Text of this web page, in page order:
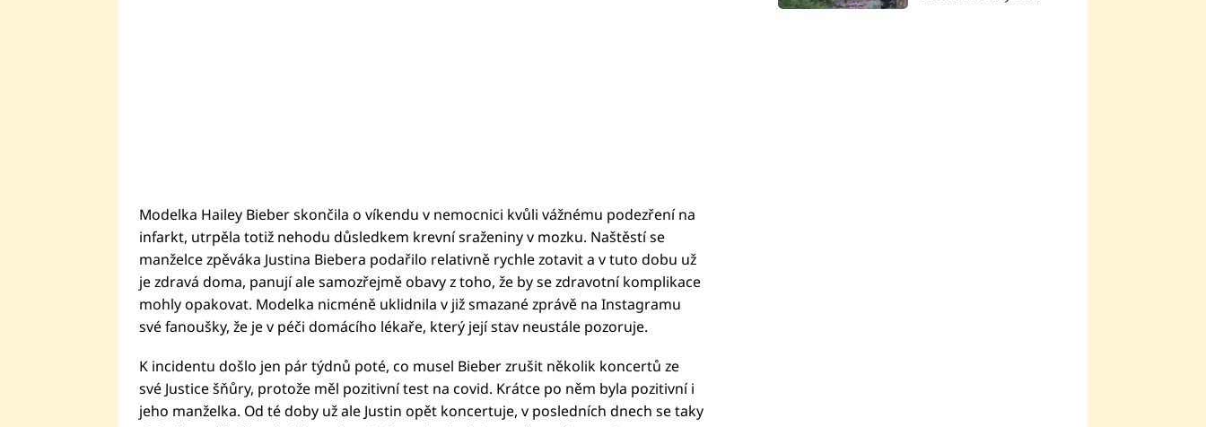
Modelka Hailey Bieber skončila o víkendu v nemocnici kvůli vážnému podezření na
infarkt, utrpěla totiž nehodu důsledkem krevní sraženiny v mozku. Naštěstí se
manželce zpěváka Justina Biebera podařilo relativně rychle zotavit a v tuto dobu už
je zdravá doma, panují ale samozřejmě obavy z toho, že by se zdravotní komplikace
mohly opakovat. Modelka nicméně uklidnila v již smazané zprávě na Instagramu
své fanoušky, že je v péči domácího lékaře, který její stav neustále pozoruje.
K incidentu došlo jen pár týdnů poté, co musel Bieber zrušit několik koncertů ze
své Justice šňůry, protože měl pozitivní test na covid. Krátce po něm byla pozitivní i
jeho manželka. Od té doby už ale Justin opět koncertuje, v posledních dnech se taky